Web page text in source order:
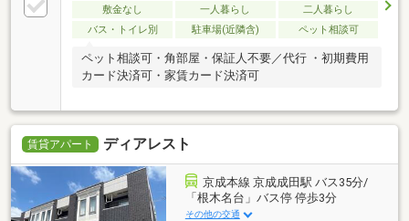
敷金なし 一人暮らし
二人暮らし
バス・トイレ別
駐車場(近隣含) ペット相談可
ペット相談可・角部屋・保証人不要／代行 ・初期費用
カード決済可・家賃カード決済可
賃貸アパート ディアレスト
京成本線 京成成田駅 バス35分/
「根木名台」バス停 停歩3分
その他の交通